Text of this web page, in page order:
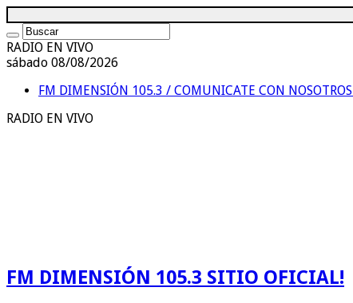
RADIO EN VIVO
sábado 08/08/2026
FM DIMENSIÓN 105.3 / COMUNICATE CON NOSOTROS
RADIO EN VIVO
FM DIMENSIÓN 105.3 SITIO OFICIAL!